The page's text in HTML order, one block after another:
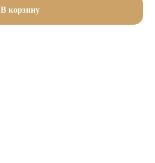
В корзину